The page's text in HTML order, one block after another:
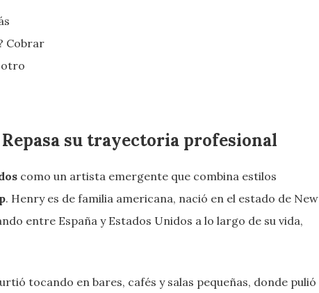
Cobrar
otro
su trayectoria profesional
como un artista emergente que combina estilos
. Henry es de familia americana, nació en el estado de New
entre España y Estados Unidos a lo largo de su vida,
tocando en bares, cafés y salas pequeñas, donde pulió